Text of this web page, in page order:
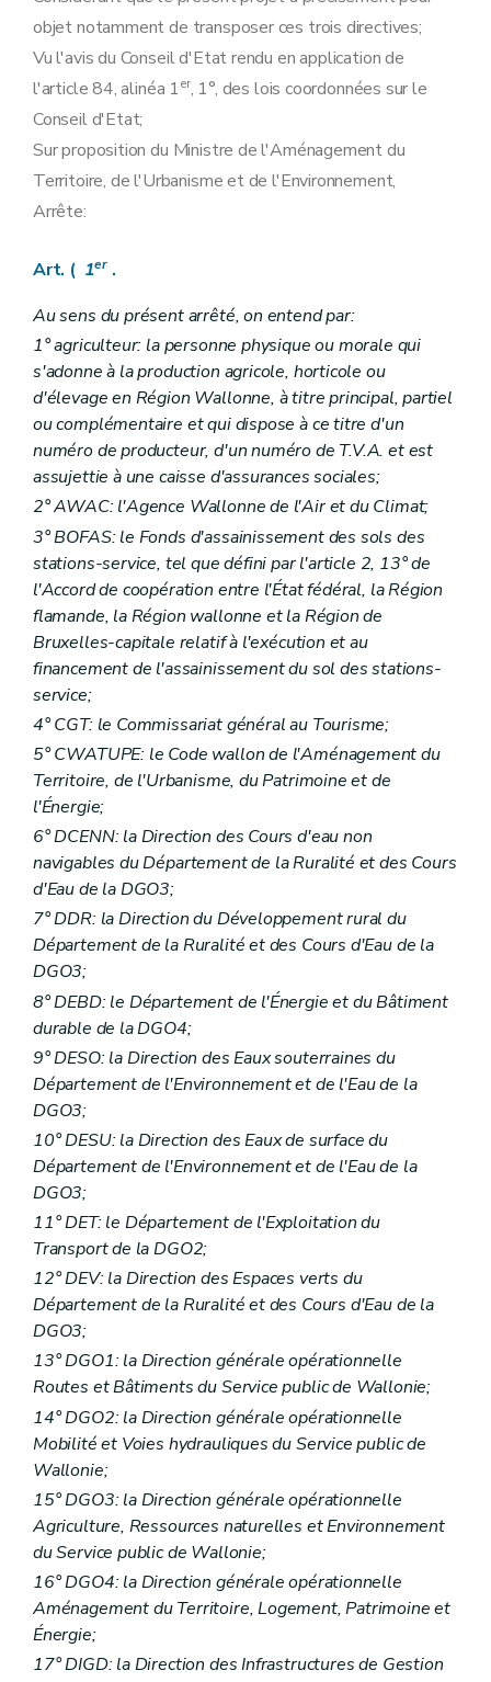
objet notamment de transposer ces trois directives;
Vu l'avis du Conseil d'Etat rendu en application de
l'article 84, alinéa 1er, 1°, des lois coordonnées sur le
Conseil d'Etat;
Sur proposition du Ministre de l'Aménagement du
Territoire, de l'Urbanisme et de l'Environnement,
Arrête:
Art. ( 1er .
Au sens du présent arrêté, on entend par:
1° agriculteur: la personne physique ou morale qui
s'adonne à la production agricole, horticole ou
d'élevage en Région Wallonne, à titre principal, partiel
ou complémentaire et qui dispose à ce titre d'un
numéro de producteur, d'un numéro de T.V.A. et est
assujettie à une caisse d'assurances sociales;
2° AWAC: l'Agence Wallonne de l'Air et du Climat;
3° BOFAS: le Fonds d'assainissement des sols des
stations-service, tel que défini par l'article 2, 13° de
l'Accord de coopération entre l'État fédéral, la Région
flamande, la Région wallonne et la Région de
Bruxelles-capitale relatif à l'exécution et au
financement de l'assainissement du sol des stations-
service;
4° CGT: le Commissariat général au Tourisme;
5° CWATUPE: le Code wallon de l'Aménagement du
Territoire, de l'Urbanisme, du Patrimoine et de
l'Énergie;
6° DCENN: la Direction des Cours d'eau non
navigables du Département de la Ruralité et des Cours
d'Eau de la DGO3;
7° DDR: la Direction du Développement rural du
Département de la Ruralité et des Cours d'Eau de la
DGO3;
8° DEBD: le Département de l'Énergie et du Bâtiment
durable de la DGO4;
9° DESO: la Direction des Eaux souterraines du
Département de l'Environnement et de l'Eau de la
DGO3;
10° DESU: la Direction des Eaux de surface du
Département de l'Environnement et de l'Eau de la
DGO3;
11° DET: le Département de l'Exploitation du
Transport de la DGO2;
12° DEV: la Direction des Espaces verts du
Département de la Ruralité et des Cours d'Eau de la
DGO3;
13° DGO1: la Direction générale opérationnelle
Routes et Bâtiments du Service public de Wallonie;
14° DGO2: la Direction générale opérationnelle
Mobilité et Voies hydrauliques du Service public de
Wallonie;
15° DGO3: la Direction générale opérationnelle
Agriculture, Ressources naturelles et Environnement
du Service public de Wallonie;
16° DGO4: la Direction générale opérationnelle
Aménagement du Territoire, Logement, Patrimoine et
Énergie;
17° DIGD: la Direction des Infrastructures de Gestion